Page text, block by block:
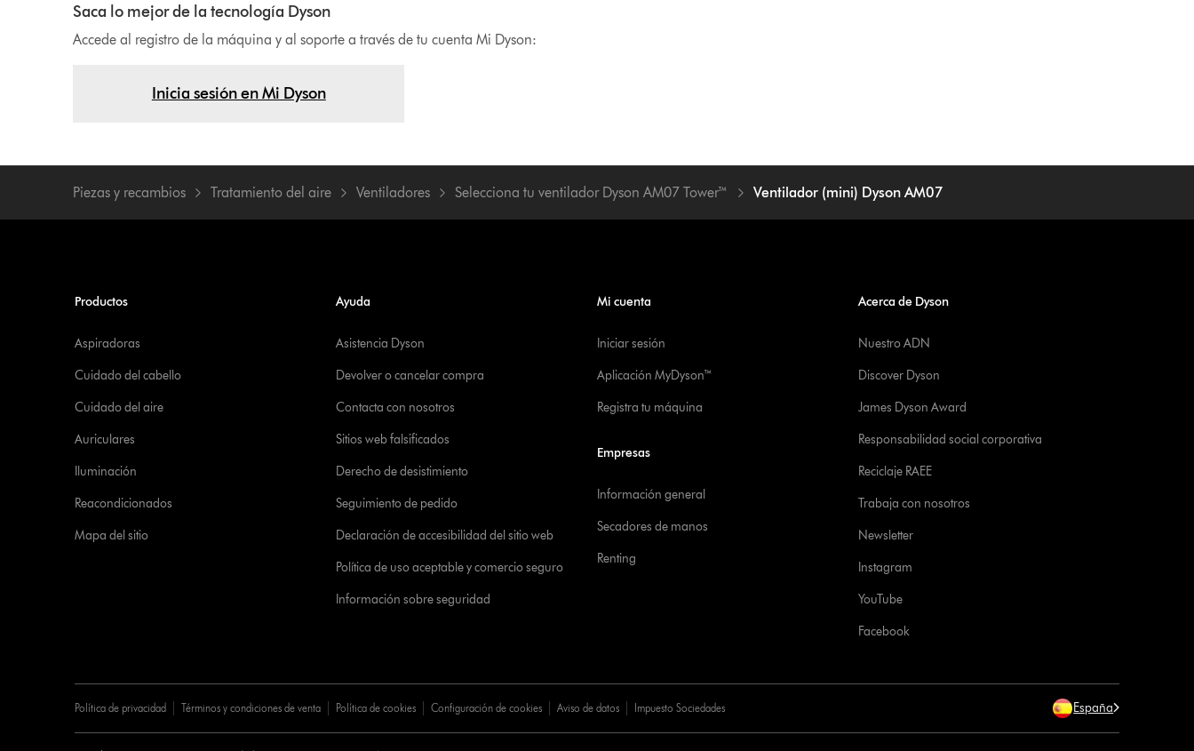
Saca lo mejor de la tecnología Dyson
Accede al registro de la máquina y al soporte a través de tu cuenta Mi Dyson:
Inicia sesión en Mi Dyson
Piezas y recambios Tratamiento del aire Ventiladores Selecciona tu ventilador Dyson AM07 Tower™ Ventilador (mini) Dyson AM07
Productos
Aspiradoras
Cuidado del cabello
Cuidado del aire
Auriculares
Iluminación
Reacondicionados
Mapa del sitio
Ayuda
Asistencia Dyson
Devolver o cancelar compra
Contacta con nosotros
Sitios web falsificados
Derecho de desistimiento
Seguimiento de pedido
Declaración de accesibilidad del sitio web
Política de uso aceptable y comercio seguro
Información sobre seguridad
Mi cuenta
Iniciar sesión
Aplicación MyDyson™
Registra tu máquina
Empresas
Información general
Secadores de manos
Renting
Acerca de Dyson
Nuestro ADN
Discover Dyson
James Dyson Award
Responsabilidad social corporativa
Reciclaje RAEE
Trabaja con nosotros
Newsletter
Instagram
YouTube
Facebook
Política de privacidad Términos y condiciones de venta Política de cookies Configuración de cookies Aviso de datos Impuesto Sociedades España